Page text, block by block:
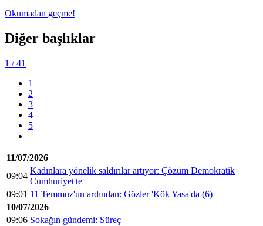
Okumadan geçme!
Diğer başlıklar
1 / 41
1
2
3
4
5
11/07/2026
09:04
Kadınlara yönelik saldırılar artıyor: Çözüm Demokratik
Cumhuriyet'te
09:01 11 Temmuz'un ardından: Gözler 'Kök Yasa'da (6)
10/07/2026
09:06 Sokağın gündemi: Süreç